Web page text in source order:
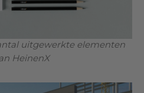
uitgewerkte elementen
HeinenX